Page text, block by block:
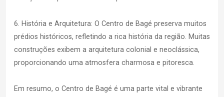
6. História e Arquitetura: O Centro de Bagé preserva muitos
prédios históricos, refletindo a rica história da região. Muitas
construções exibem a arquitetura colonial e neoclássica,
proporcionando uma atmosfera charmosa e pitoresca.
Em resumo, o Centro de Bagé é uma parte vital e vibrante